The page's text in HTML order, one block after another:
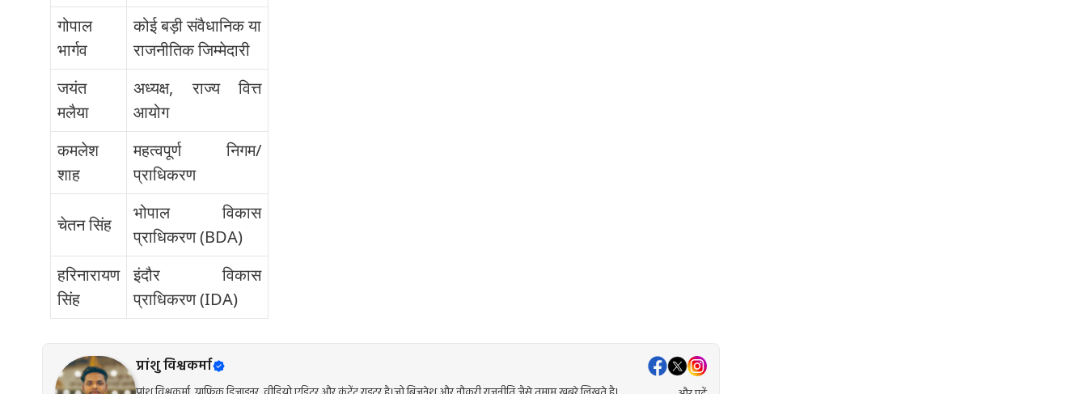
गोपाल
भार्गव
कोई बड़ी संवैधानिक या
राजनीतिक जिम्मेदारी
जयंत
मलैया
अध्यक्ष, राज्य वित्त
आयोग
कमलेश
शाह
महत्वपूर्ण निगम/
प्राधिकरण
चेतन सिंह
भोपाल विकास
प्राधिकरण (BDA)
हरिनारायण
सिंह
इंदौर विकास
प्राधिकरण (IDA)
प्रांशु विश्वकर्मा